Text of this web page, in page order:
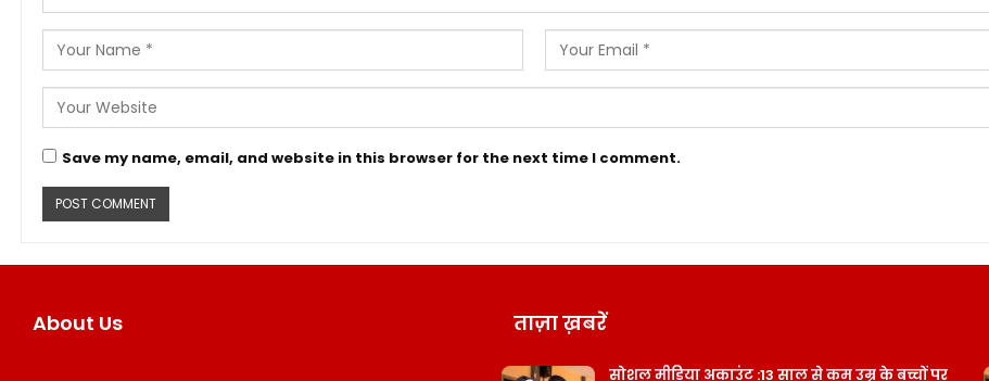
Save my name, email, and website in this browser for the next time I comment.
About Us ताज़ा ख़बरें
सोशल मीडिया अकाउंट :13 साल से कम उम्र के बच्चों पर